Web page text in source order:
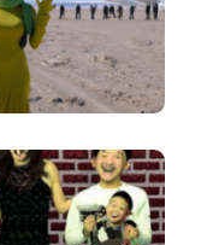
to make